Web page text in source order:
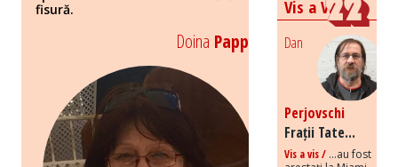
fisură.
Doina Papp
Vis a Vis
Dan
Perjovschi
Frații Tate...
Vis a vis / ...au fost